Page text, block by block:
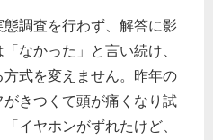
調査を行わず、解答に影
なかった」と言い続け、
式を変えません。昨年の
きつくて頭が痛くなり試
イヤホンがずれたけど、